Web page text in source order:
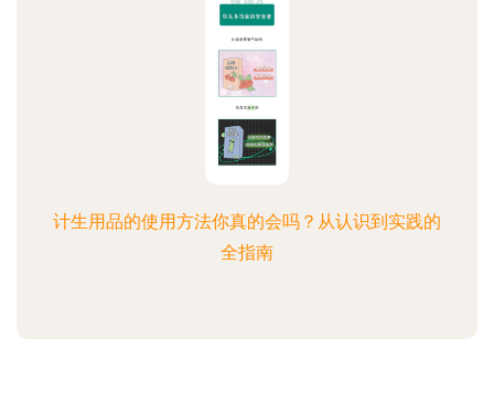
计生用品的使用方法你真的会吗？从认识到实践的
全指南